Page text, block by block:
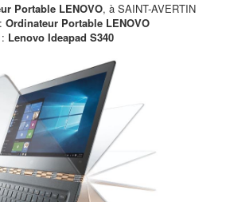
Portable LENOVO, à SAINT-AVERTIN
Ordinateur Portable LENOVO
Lenovo Ideapad S340